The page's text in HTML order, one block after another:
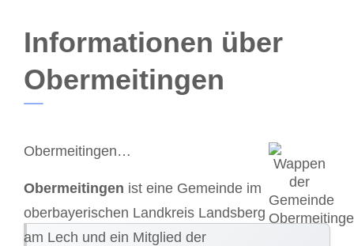
Informationen über
Obermeitingen
Obermeitingen…
Obermeitingen ist eine Gemeinde im
oberbayerischen Landkreis Landsberg
am Lech und ein Mitglied der